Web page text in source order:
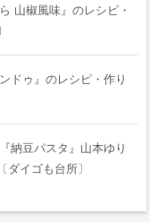
山椒風味』のレシピ・
ドゥ』のレシピ・作り
納豆パスタ』山本ゆり
イゴも台所〕